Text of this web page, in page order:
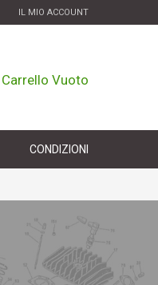
IL MIO ACCOUNT
Carrello Vuoto
CONDIZIONI